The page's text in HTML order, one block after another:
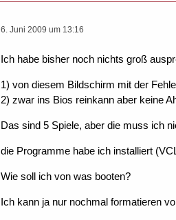
6. Juni 2009 um 13:16
Ich habe bisher noch nichts groß
1) von diesem Bildschirm mit der
2) zwar ins Bios reinkann aber keine
Das sind 5 Spiele, aber die muss ich
die Programme habe ich installiert
Wie soll ich von was booten?
Ich kann ja nur nochmal formatieren